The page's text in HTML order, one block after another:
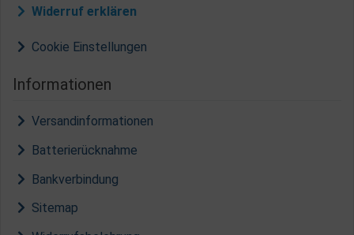
Widerruf erklären
Cookie Einstellungen
Informationen
Versandinformationen
Batterierücknahme
Bankverbindung
Sitemap